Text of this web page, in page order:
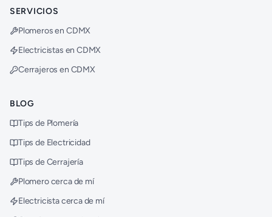
SERVICIOS
Plomeros en CDMX
Electricistas en CDMX
Cerrajeros en CDMX
BLOG
Tips de Plomería
Tips de Electricidad
Tips de Cerrajería
Plomero cerca de mí
Electricista cerca de mí